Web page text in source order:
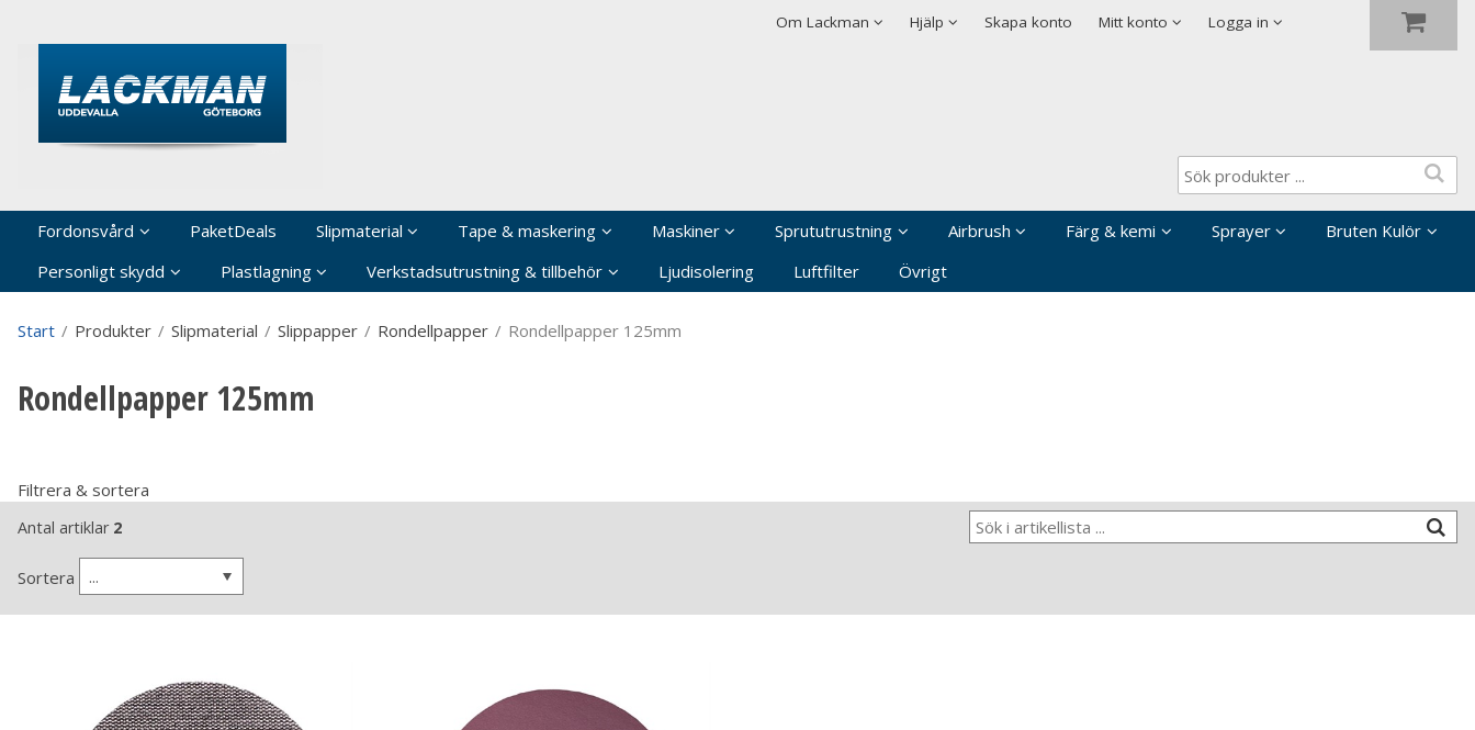
Om Lackman
Villkor Hjälp
Integritetspolicy Skapa konto Mitt konto Logga in
Skapa nytt konto
Fordonsvård PaketDeals Slipmaterial Tape & maskering Maskiner Sprututrustning Airbrush Färg & kemi Sprayer
Bruten Kulör
Personligt skydd
Plastlagning Verkstadsutrustning & tillbehör Ljudisolering Luftfilter Övrigt
Start / Produkter / Slipmaterial / Slippapper / Rondellpapper / Rondellpapper 125mm
Rondellpapper 125mm
Filtrera & sortera
Antal artiklar 2
Sortera ...